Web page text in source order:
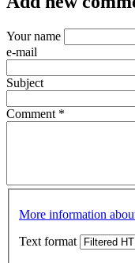
Your name
e-mail
Subject
Comment *
More information
Text format